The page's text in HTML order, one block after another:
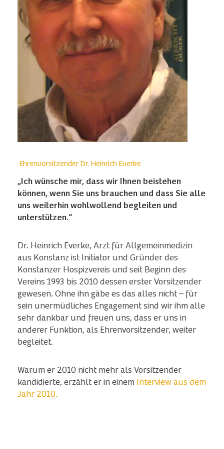
Ehrenvorsitzender Dr. Heinrich Everke
„Ich wünsche mir, dass wir Ihnen beistehen
können, wenn Sie uns brauchen und dass Sie alle
uns weiterhin wohlwollend begleiten und
unterstützen.“
Dr. Heinrich Everke, Arzt für Allgemeinmedizin
aus Konstanz ist Initiator und Gründer des
Konstanzer Hospizvereis und seit Beginn des
Vereins 1993 bis 2010 dessen erster Vorsitzender
gewesen. Ohne ihn gäbe es das alles nicht – für
sein unermüdliches Engagement sind wir ihm alle
sehr dankbar und freuen uns, dass er uns in
anderer Funktion, als Ehrenvorsitzender, weiter
begleitet.
Warum er 2010 nicht mehr als Vorsitzender
kandidierte, erzählt er in einem Interview aus dem
Jahr 2010.